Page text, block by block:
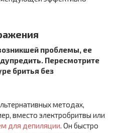
проблемы, ее
Пересмотрите
бритья без
методах,
вместо электробритвы или
для депиляции. Он быстро